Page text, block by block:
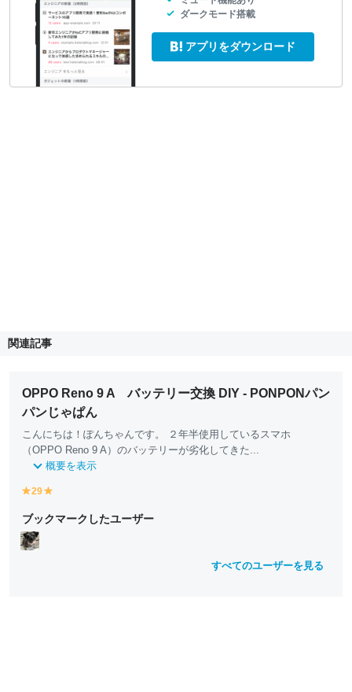
ダークモード搭載
アプリをダウンロード
関連記事
OPPO Reno 9 A バッテリー交換 DIY - PONPONパン
パンじゃぱん
こんにちは！ぽんちゃんです。 ２年半使用しているスマホ
（OPPO Reno 9 A）のバッテリーが劣化してきた...
概要を表示
y
ll
o
w
29
ll
ブックマークしたユーザー
すべてのユーザーを見る